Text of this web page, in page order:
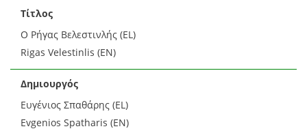
Τίτλος
Ο Ρήγας Βελεστινλής (EL)
Rigas Velestinlis (EN)
Δημιουργός
Ευγένιος Σπαθάρης (EL)
Evgenios Spatharis (EN)